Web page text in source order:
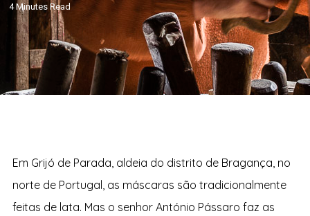
4 Minutes Read
Em Grijó de Parada, aldeia do distrito de Bragança, no
norte de Portugal, as máscaras são tradicionalmente
feitas de lata. Mas o senhor António Pássaro faz as